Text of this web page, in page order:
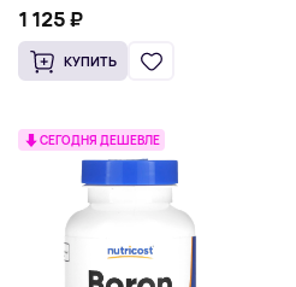
1 125 ₽
КУПИТЬ
СЕГОДНЯ ДЕШЕВЛЕ